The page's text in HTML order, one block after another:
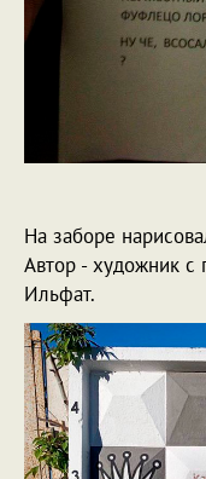
На заборе
Автор - художник с
Ильфат.